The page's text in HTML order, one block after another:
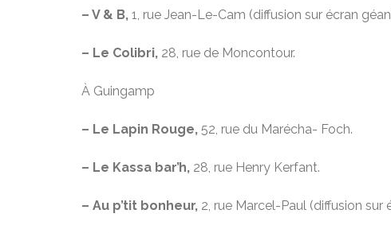
– V & B, 1, rue Jean-Le-Cam (diffusion sur écran
– Le Colibri, 28, rue de Moncontour.
À Guingamp
– Le Lapin Rouge, 52, rue du Marécha- Foch.
– Le Kassa bar’h, 28, rue Henry Kerfant.
– Au p’tit bonheur, 2, rue Marcel-Paul (diffusion